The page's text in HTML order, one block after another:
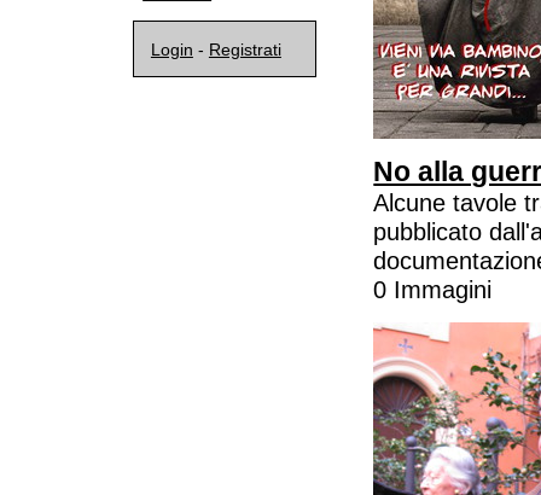
Login - Registrati
No alla
Alcune tavole
pubblicato
0 Immagini